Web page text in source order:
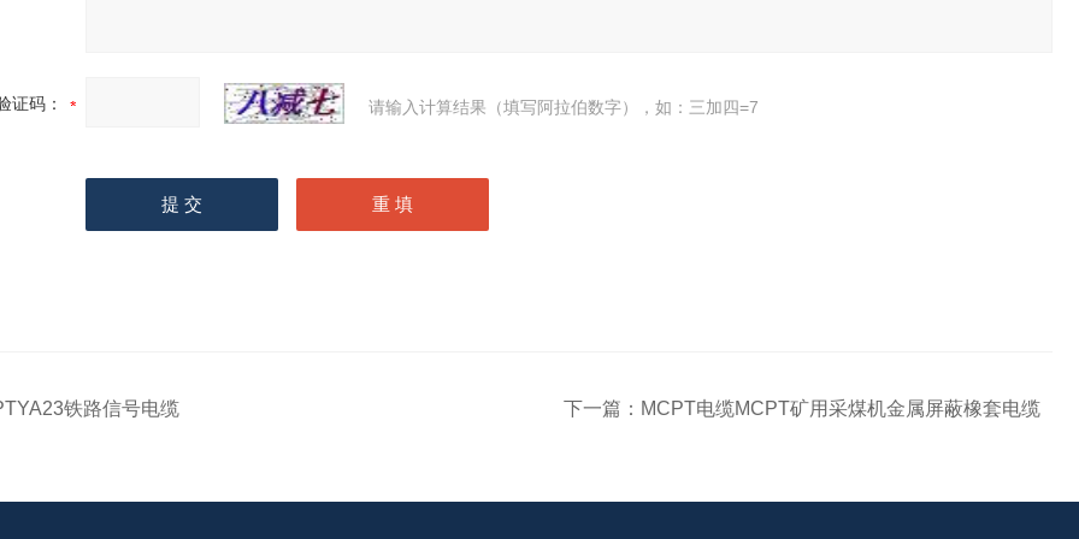
证码： 请输入计算结果（填写阿拉伯数字），如：三加四=7
铁路信号电缆 下一篇： MCPT电缆MCPT矿用采煤机金属屏蔽橡套电缆